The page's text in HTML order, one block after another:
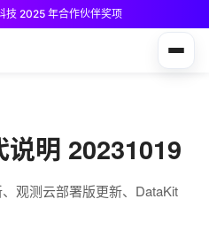
技 2025 年合作伙伴奖项
明 20231019
观测云部署版更新、DataKit